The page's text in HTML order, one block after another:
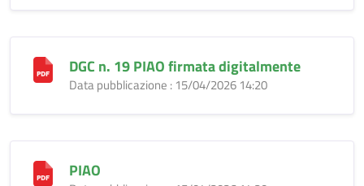
DGC n. 19 PIAO firmata digitalmente
Data pubblicazione : 15/04/2026 14:20
PIAO